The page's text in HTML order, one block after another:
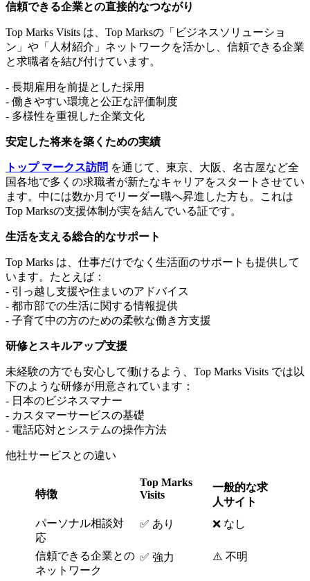
信頼できる企業との直接的なつながり
Top Marks Visits は、Top Marksの「ビジネスソリューショ
ン」や「人材紹介」ネットワークを活かし、信頼できる企業
と求職者を結び付けています。
- 長期雇用を前提とした採用
- 働きやすい環境と公正な評価制度
- 多様性を重視した企業文化
安定した将来を築くための実績
トップ マークス訪問 を通じて、東京、大阪、名古屋など全
国各地で多くの求職者が新たなキャリアをスタートさせてい
ます。中には数か月でリーダー職へ昇進した方も。これは
Top Marksの支援体制が実を結んでいる証です。
生活を支える総合的なサポート
Top Marks は、仕事だけでなく生活面のサポートも提供して
います。たとえば：
- 引っ越し支援や住まいのアドバイス
- 都市部での生活に関する情報提供
- 子育て中の方のための柔軟な働き方支援
研修とスキルアップ支援
未経験の方でも安心して働けるよう、Top Marks Visits では以
下のような研修が用意されています：
- 日本のビジネスマナー
- カスタマーサービスの基礎
- 電話応対とシステムの操作方法
他社サービスとの違い
特徴
Top Marks
Visits
一般的な求
人サイト
パーソナル相談対
応
✅ あり ❌ なし
信頼できる企業との
ネットワーク
✅ 強力 ⚠️ 不明